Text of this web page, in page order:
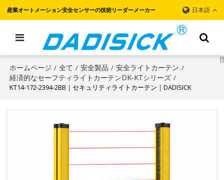
産業オートメーション安全センサーの技術リーダーメーカー 日本語
ホームページ / 全て / 安全製品 / 安全ライトカーテン /
経済的なセーフティライトカーテンDK-KTシリーズ /
KT14-172-2394-2BB｜セキュリティライトカーテン｜DADISICK